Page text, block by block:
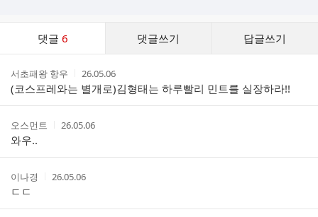
댓글 6 댓글쓰기 답글쓰기
스
작
성
자
서초패왕 항우
작
성
시
간
26.05.06
(코스프레와는 별개로)김형태는 하루빨리 민트를 실장하라!!
작
성
자
오스먼트
작
간
26.05.06
와우..
작
성
자
이나경
작
간
26.05.06
ㄷㄷ